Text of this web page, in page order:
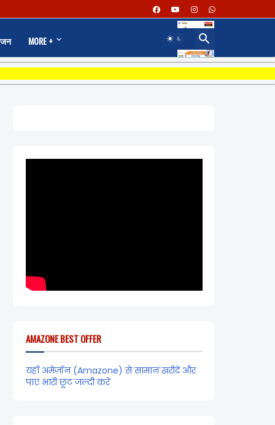
MORE +
AMAZONE BEST OFFER
यहाँ अमेज़ॉन (Amazone) से सामान ख़रीदें और
पाए भारी छूट जल्दी करें